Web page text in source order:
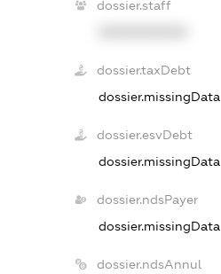
dossier.staff
dossier.taxDebt
dossier.missingData
dossier.esvDebt
dossier.missingData
dossier.ndsPayer
dossier.missingData
dossier.ndsAnnul